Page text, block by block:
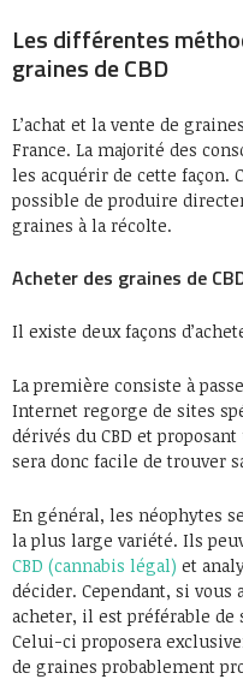
Les différentes
graines de CBD
L’achat et la vente de
France. La majorité des
les acquérir de cette façon.
possible de produire
graines à la récolte.
Acheter des graines de
Il existe deux façons
La première consiste à
Internet regorge de sites
dérivés du CBD et
sera donc facile de trouver
En général, les néophytes
la plus large variété. Ils
CBD (cannabis légal) et
décider. Cependant, si vous
acheter, il est préférable de
Celui-ci proposera
de graines probablement